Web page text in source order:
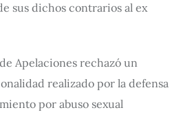
sus dichos contrarios al ex
Apelaciones rechazó un
realizado por la defensa
por abuso sexual